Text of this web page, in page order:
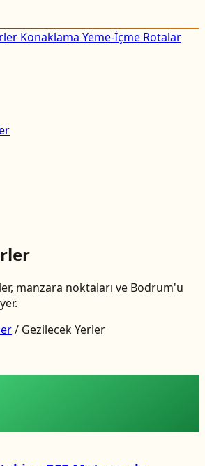
Konaklama Yeme-İçme Rotalar
manzara noktaları ve Bodrum'u
/ Gezilecek Yerler